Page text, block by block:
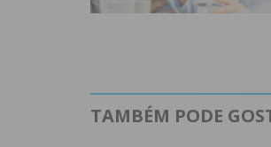
TAMBÉM PODE